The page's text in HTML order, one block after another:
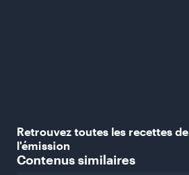
Retrouvez toutes les recettes de
l'émission
Contenussimilaires